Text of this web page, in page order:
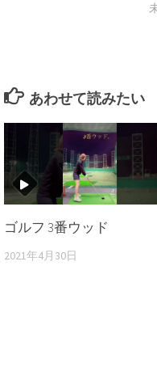
あわせて読みたい
ゴルフ 3番ウッド
2021年4月30日